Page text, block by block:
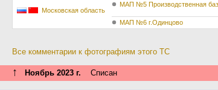
Московская область
МАП №5 Производственная
МАП №6 г.Одинцово
Все комментарии к фотографиям этого ТС
↑ Ноябрь 2023 г. Списан